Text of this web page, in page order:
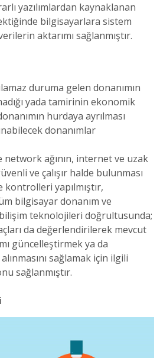
yazılımlardan kaynaklanan
bilgisayarlara sistem
aktarımı sağlanmıştır.
duruma gelen donanımın
yada tamirinin ekonomik
hurdaya ayrılması
donanımlar
ağının, internet ve uzak
ve çalışır halde bulunması
yapılmıştır,
bilgisayar donanım ve
bilişim teknolojileri doğrultusunda;
da değerlendirilerek mevcut
güncelleştirmek ya da
sağlamak için ilgili
sağlanmıştır.